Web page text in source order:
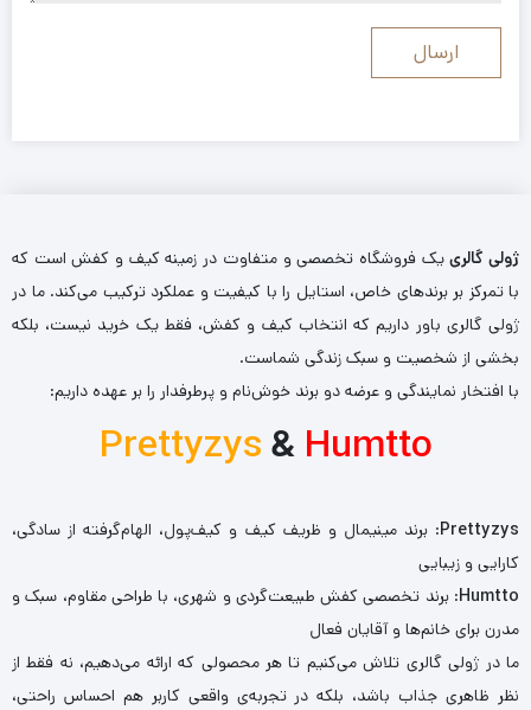
ژولی گالرییک فروشگاه تخصصی و متفاوت در زمینه کیف و کفش است که
با تمرکز بر برندهای خاص، استایل را با کیفیت و عملکرد ترکیب می‌کند. ما در
ژولی گالری باور داریم که انتخاب کیف و کفش، فقط یک خرید نیست، بلکه
بخشی از شخصیت و سبک زندگی شماست.
با افتخار نمایندگی و عرضه دو برند خوش‌نام و پرطرفدار را بر عهده داریم:
Prettyzys& Humtto
Prettyzys: برند مینیمال و ظریف کیف و کیف‌پول، الهام‌گرفته از سادگی،
کارایی و زیبایی
Humtto: برند تخصصی کفش طبیعت‌گردی و شهری، با طراحی مقاوم، سبک و
مدرن برای خانم‌ها و آقایان فعال
ما در ژولی گالری تلاش می‌کنیم تا هر محصولی که ارائه می‌دهیم، نه فقط از
نظر ظاهری جذاب باشد، بلکه در تجربه‌ی واقعی کاربر هم احساس راحتی،